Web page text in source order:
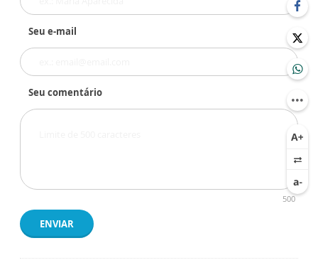
Seu e-mail
Seu comentário
500
ENVIAR